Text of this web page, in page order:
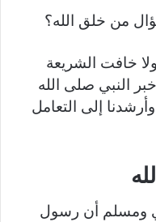
من خلق الله؟
خافت الشريعة
النبي صلى الله
إلى التعامل
ومسلم أن رسول